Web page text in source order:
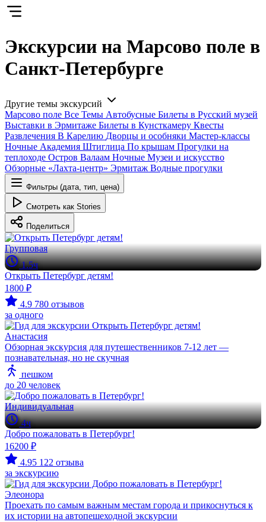
Экскурсии на Марсово поле в
Санкт-Петербурге
Другие темы экскурсий
Марсово поле Все Темы Автобусные Билеты в Русский музей
Выставки в Эрмитаже Билеты в Кунсткамеру Квесты
Развлечения В Карелию Дворцы и особняки Мастер-классы
Ночные Академия Штиглица По крышам Прогулки на
теплоходе Остров Валаам Ночные Музеи и искусство
Обзорные «Лахта-центр» Эрмитаж Водные прогулки
Фильтры (дата, тип, цена)
Смотреть как Stories
Поделиться
Групповая
1.5ч
Открыть Петербург детям!
1800 ₽
4.9 780 отзывов
за одного
Анастасия
Обзорная экскурсия для путешественников 7-12 лет —
познавательная, но не скучная
пешком
до 20 человек
Индивидуальная
4ч
Добро пожаловать в Петербург!
16200 ₽
4.95 122 отзыва
за экскурсию
Элеонора
Проехать по самым важным местам города и прикоснуться к
их истории на автопешеходной экскурсии